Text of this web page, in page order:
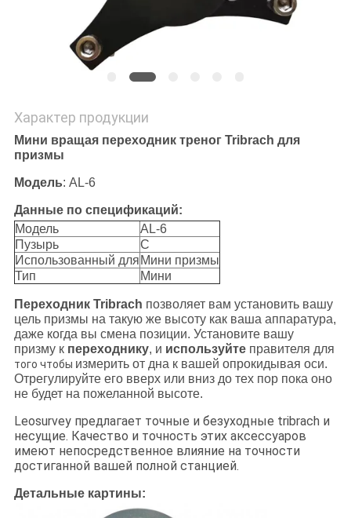
Характер продукции
Мини вращая переходник треног Tribrach для
призмы
Модель: AL-6
Данные по спецификаций:
Модель
AL-6
Пузырь
С
Использованный для Мини призмы
Тип
Мини
Переходник Tribrach позволяет вам установить вашу
цель призмы на такую же высоту как ваша аппаратура,
даже когда вы смена позиции. Установите вашу
призму к переходнику, и используйтеправителя для
того чтобы измерить от дна к вашей опрокидывая оси.
Отрегулируйте его вверх или вниз до тех пор пока оно
не будет на пожеланной высоте.
Leosurvey предлагает точные и безуходные tribrach и
несущие. Качество и точность этих аксессуаров
имеют непосредственное влияние на точности
достиганной вашей полной станцией.
Детальные картины: